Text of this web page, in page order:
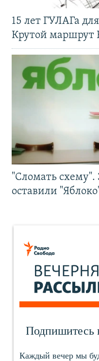
15 лет ГУЛАГа
Крутой маршрут
"Сломать схему".
оставили